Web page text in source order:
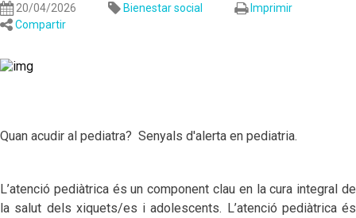
20/04/2026 Bienestar social
Imprimir
Compartir
Quan acudir al pediatra? Senyals d'alerta en pediatria.
L’atenció pediàtrica és un component clau en la cura integral de
la salut dels xiquets/es i adolescents. L’atenció pediàtrica és